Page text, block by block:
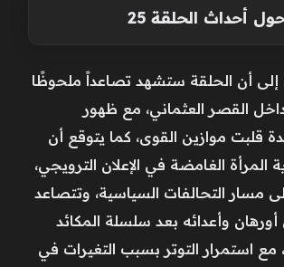
أحداث الحلقة 25
إلى أن الحلقة ستشهد تصاعداً ملحوظًا
القصر العثماني، مع ظهور
موازين القوى، كما يتوقع أن
الغامضة في الإعلان الترويجي،
مسار التحالفات السياسية، وتتصاعد
وأعدائه بعد سلسلة المكائد
مع استمرار التوتر بسبب التغيرات في